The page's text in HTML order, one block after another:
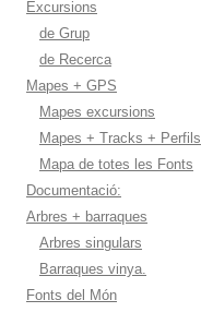
Excursions
de Grup
de Recerca
Mapes + GPS
Mapes excursions
Mapes + Tracks + Perfils
Mapa de totes les Fonts
Documentació:
Arbres + barraques
Arbres singulars
Barraques vinya.
Fonts del Món